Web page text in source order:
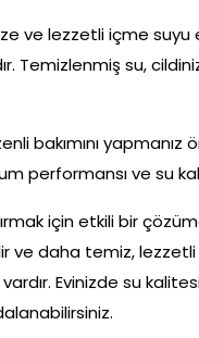
ve lezzetli içme suyu
Temizlenmiş su,
bakımını yapmanız
performansı ve su
için etkili bir
daha temiz, lezzetli
Evinizde su